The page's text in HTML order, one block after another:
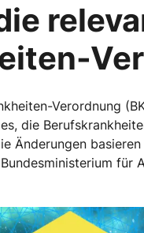
Verordnung
die
Änderungen
für